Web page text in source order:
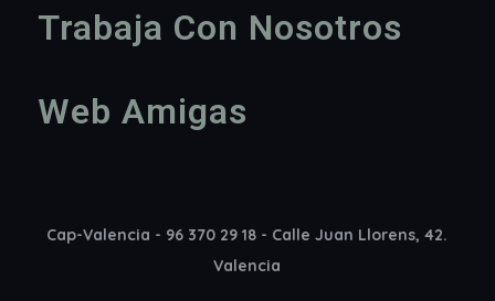
Trabaja Con Nosotros
Web Amigas
Cap-Valencia - 96 370 29 18 - Calle Juan Llorens, 42.
Valencia